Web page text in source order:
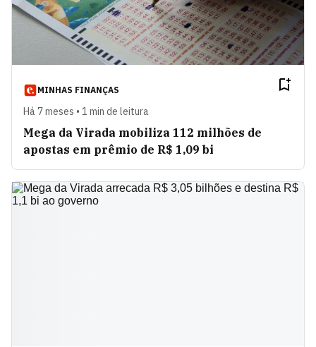
MINHAS FINANÇAS
Há 7 meses • 1 min de leitura
Mega da Virada mobiliza 112 milhões de
apostas em prêmio de R$ 1,09 bi